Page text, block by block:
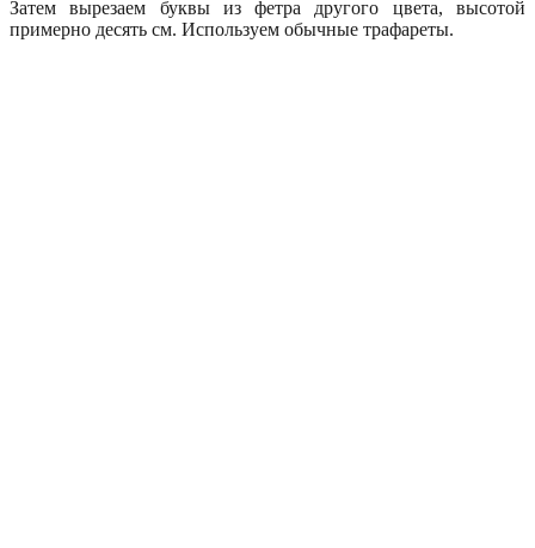
Затем вырезаем буквы из фетра другого цвета, высотой
примерно десять см. Используем обычные трафареты.